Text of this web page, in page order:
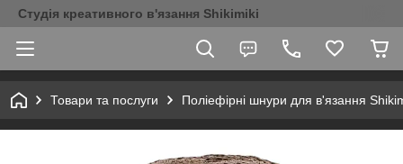
Студія креативного в'язання Shikimiki
Товари та послуги Поліефірні шнури для в'язання